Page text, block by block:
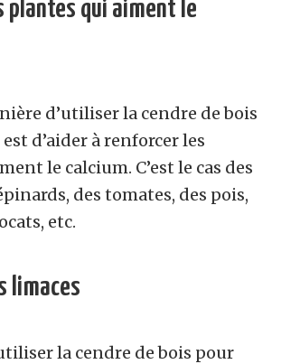
plantes qui aiment le
d’utiliser la cendre de bois
d’aider à renforcer les
le calcium. C’est le cas des
des tomates, des pois,
etc.
limaces
la cendre de bois pour